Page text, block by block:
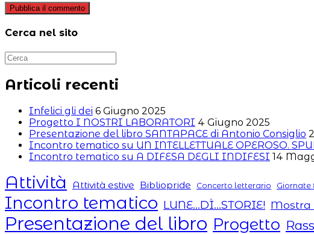
utente
per
commentare
per
web
Cerca nel sito
Articoli recenti
Infelici gli dei 6 Giugno 2025
Progetto I NOSTRI LABORATORI 4 Giugno 2025
Presentazione del libro SANTAPACE di Antonio Consiglio
Incontro tematico su UN INTELLETTUALE OPEROSO.
Incontro tematico su A DIFESA DEGLI INDIFESI 14
Attività Attività estive Bibliopride Concerto letterario Giornate
Incontro tematico LUNE...DÌ...STORIE! Mostra
Presentazione del libro Progetto